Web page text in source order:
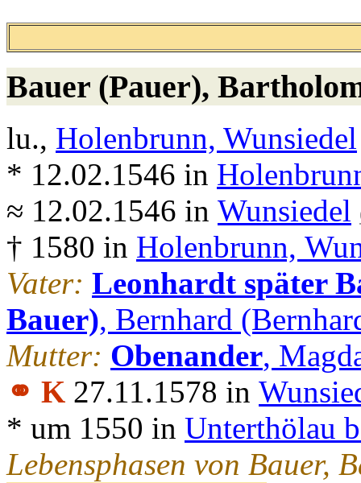
Bauer (Pauer),
lu., Holenbrunn, Wunsiedel
* 12.02.1546 in
≈ 12.02.1546 in Wunsiedel
† 1580 in Holenbrunn,
Vater: Leonhardt später
Bauer), Bernhard
Mutter: Obenander,
⚭ K 27.11.1578 in
* um 1550 in Unterthölau
Lebensphasen von Bauer,